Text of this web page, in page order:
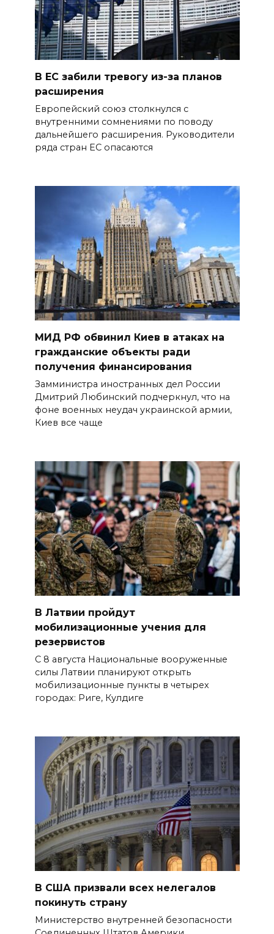
В ЕС забили тревогу из-за планов
расширения
Европейский союз столкнулся с
внутренними сомнениями по поводу
дальнейшего расширения. Руководители
ряда стран ЕС опасаются
МИД РФ обвинил Киев в атаках на
гражданские объекты ради
получения финансирования
Замминистра иностранных дел России
Дмитрий Любинский подчеркнул, что на
фоне военных неудач украинской армии,
Киев все чаще
В Латвии пройдут
мобилизационные учения для
резервистов
С 8 августа Национальные вооруженные
силы Латвии планируют открыть
мобилизационные пункты в четырех
городах: Риге, Кулдиге
В США призвали всех нелегалов
покинуть страну
Министерство внутренней безопасности